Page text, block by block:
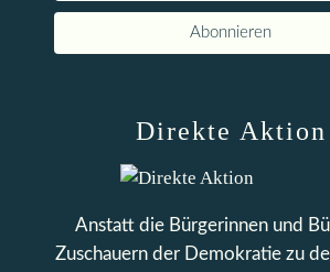
Direkte Aktion
Anstatt die Bürgerinnen und
Zuschauern der Demokratie zu